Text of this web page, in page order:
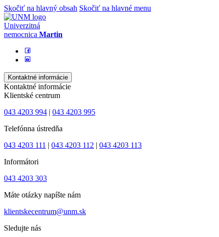
Skočiť na hlavný obsah Skočiť na hlavné menu
Univerzitná
nemocnica Martin
Kontaktné informácie
Kontaktné informácie
Klientské centrum
043 4203 994 | 043 4203 995
Telefónna ústredňa
043 4203 111 | 043 4203 112 | 043 4203 113
Informátori
043 4203 303
Máte otázky napíšte nám
klientskecentrum@unm.sk
Sledujte nás